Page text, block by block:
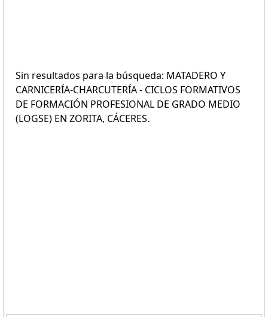
Sin resultados para la búsqueda: MATADERO Y
CARNICERÍA-CHARCUTERÍA - CICLOS FORMATIVOS
DE FORMACIÓN PROFESIONAL DE GRADO MEDIO
(LOGSE) EN ZORITA, CÁCERES.